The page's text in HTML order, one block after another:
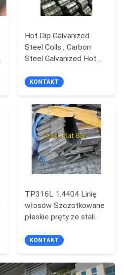
Hot Dip Galvanized
Steel Coils , Carbon
Steel Galvanized Hot
Container Plate
KONTAKT
TP316L 1.4404 Linię
włosów Szczotkowane
płaskie pręty ze stali
schodowej AISI 316L
KONTAKT